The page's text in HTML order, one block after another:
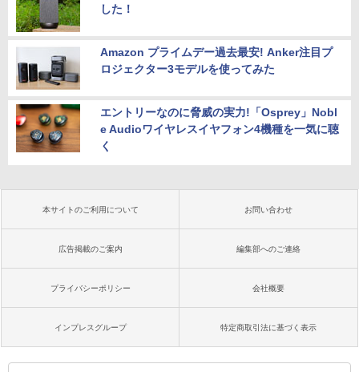
した！
Amazon プライムデー過去最安! Anker注目プ
ロジェクター3モデルを使ってみた
エントリーなのに脅威の実力!「Osprey」Nobl
e Audioワイヤレスイヤフォン4機種を一気に聴
く
本サイトのご利用について お問い合わせ
広告掲載のご案内 編集部へのご連絡
プライバシーポリシー 会社概要
インプレスグループ 特定商取引法に基づく表示